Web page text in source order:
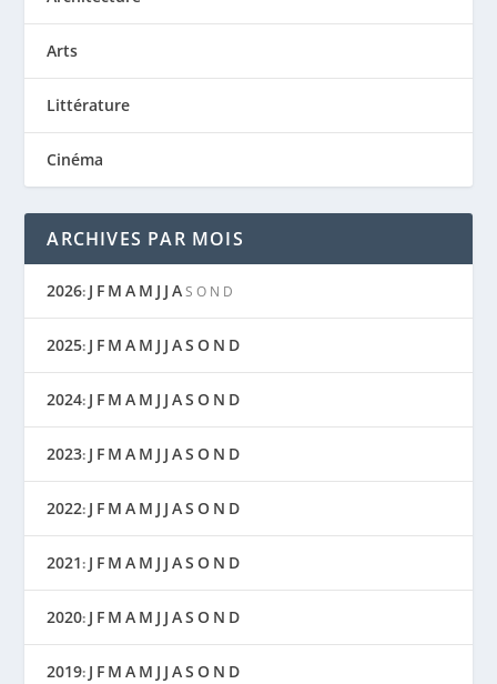
Arts
Littérature
Cinéma
ARCHIVES PAR MOIS
2026: J F M A M J J A S O N D
2025: J F M A M J J AS O N D
2024: J F M A M J J AS O N D
2023: J F M A M J J AS O N D
2022: J F M A M J J AS O N D
2021: J F M A M J J AS O N D
2020: J F M A M J J AS O N D
2019: J F M A M J J AS O N D